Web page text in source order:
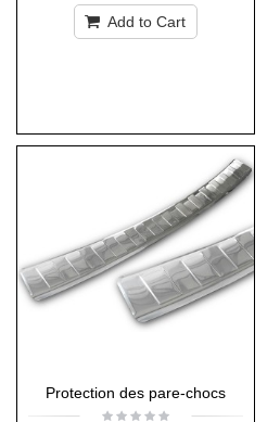
Add to Cart
Protection des pare-chocs